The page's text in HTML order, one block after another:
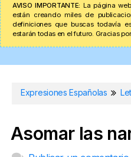
AVISO IMPORTANTE: La página
están creando miles de
definiciones que buscas todavía
estarán todas en el futuro. Gracias
Expresiones Españolas
Asomar las